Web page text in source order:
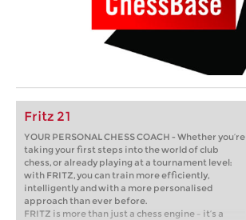
Fritz 21
YOUR PERSONAL CHESS COACH - Whether you’re
taking your first steps into the world of club
chess, or already playing at a tournament level:
with FRITZ, you can train more efficiently,
intelligently and with a more personalised
approach than ever before.
FRITZ is more than just a chess engine – it’s a